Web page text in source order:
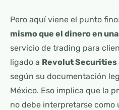
Pero aquí viene el punto fino:
mismo que el dinero en
servicio de trading para
ligado a Revolut Securities
según su documentación
México. Eso implica que la
no debe interpretarse como